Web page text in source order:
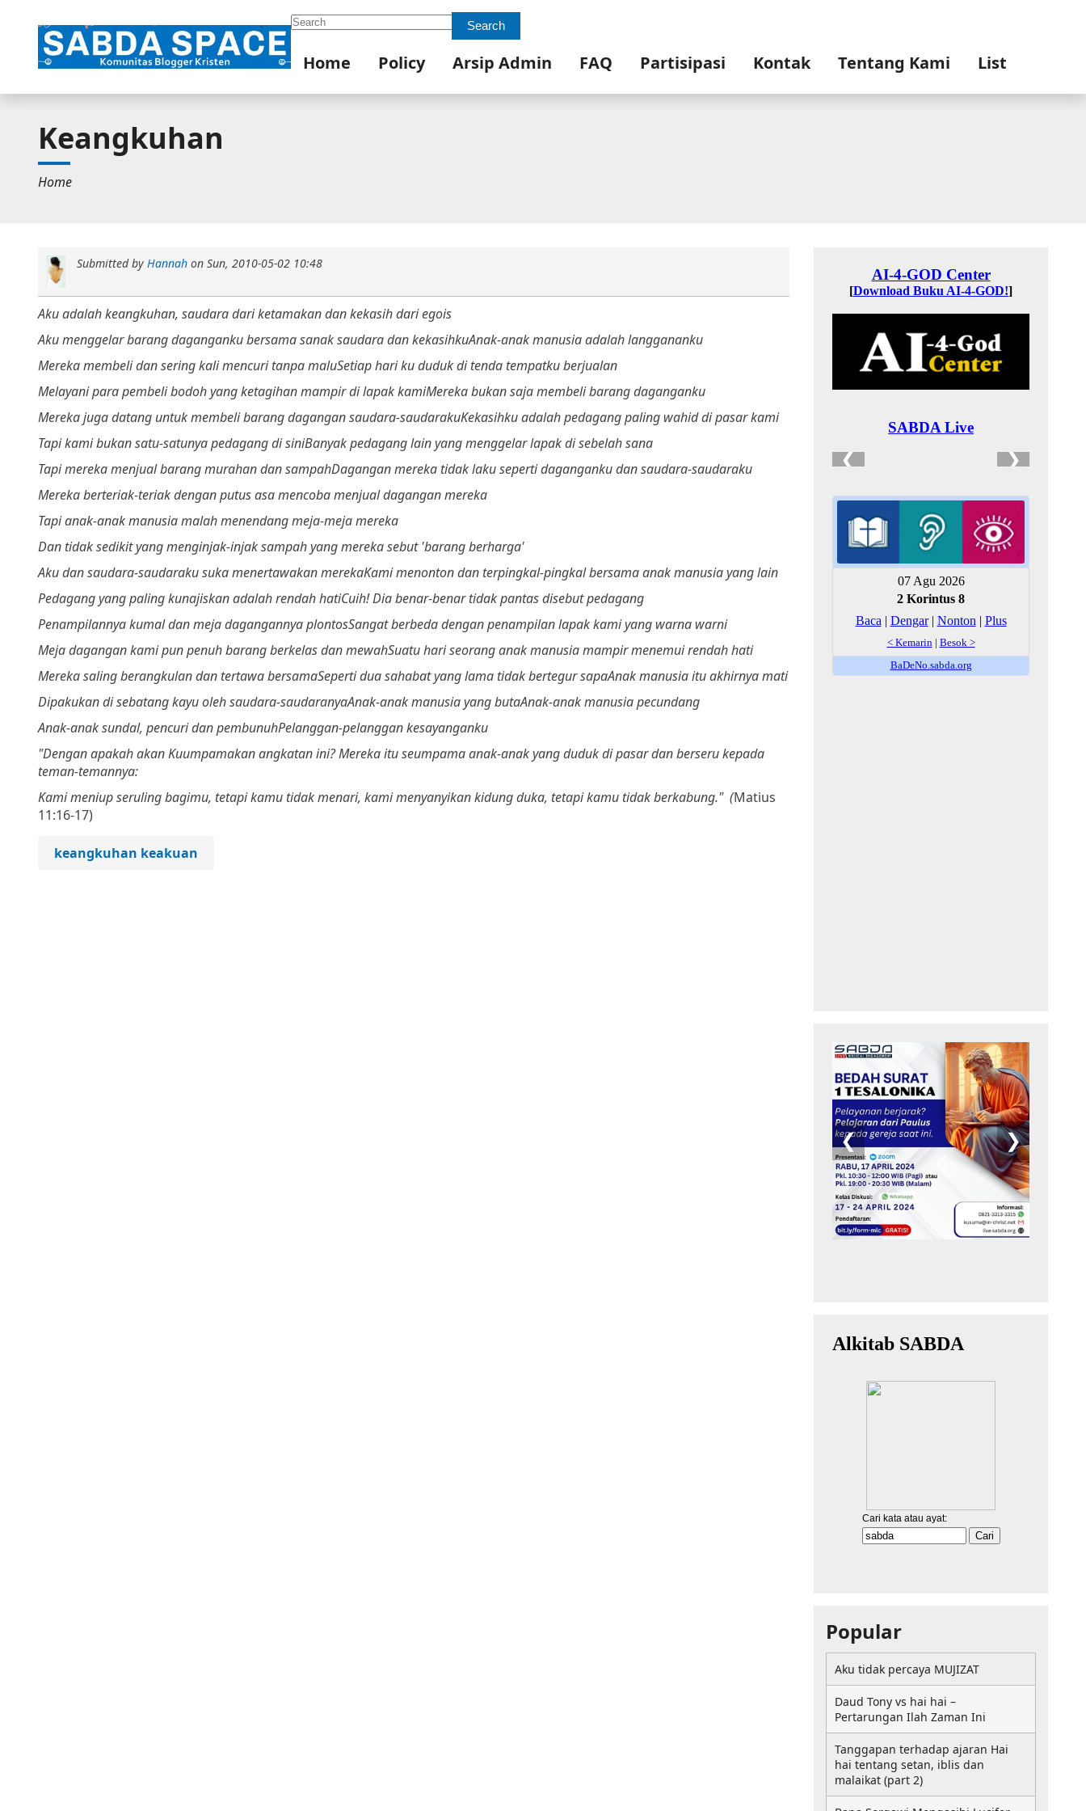
Search Search
Home Policy Arsip Admin FAQ Partisipasi Kontak Tentang Kami List
Keangkuhan
Home
Submitted by Hannahon Sun, 2010-05-02 10:48
Aku adalah keangkuhan, saudara dari ketamakan dan kekasih dari egois
Aku menggelar barang daganganku bersama sanak saudara dan kekasihkuAnak-anak manusia adalah langgananku
Mereka membeli dan sering kali mencuri tanpa maluSetiap hari ku duduk di tenda tempatku berjualan
Melayani para pembeli bodoh yang ketagihan mampir di lapak kamiMereka bukan saja membeli barang daganganku
Mereka juga datang untuk membeli barang dagangan saudara-saudarakuKekasihku adalah pedagang paling wahid di pasar kami
Tapi kami bukan satu-satunya pedagang di siniBanyak pedagang lain yang menggelar lapak di sebelah sana
Tapi mereka menjual barang murahan dan sampahDagangan mereka tidak laku seperti daganganku dan saudara-saudaraku
Mereka berteriak-teriak dengan putus asa mencoba menjual dagangan mereka
Tapi anak-anak manusia malah menendang meja-meja mereka
Dan tidak sedikit yang menginjak-injak sampah yang mereka sebut 'barang berharga'
Aku dan saudara-saudaraku suka menertawakan merekaKami menonton dan terpingkal-pingkal bersama anak manusia yang lain
Pedagang yang paling kunajiskan adalah rendah hatiCuih! Dia benar-benar tidak pantas disebut pedagang
Penampilannya kumal dan meja dagangannya plontosSangat berbeda dengan penampilan lapak kami yang warna warni
Meja dagangan kami pun penuh barang berkelas dan mewahSuatu hari seorang anak manusia mampir menemui rendah hati
Mereka saling berangkulan dan tertawa bersamaSeperti dua sahabat yang lama tidak bertegur sapaAnak manusia itu akhirnya mati
Dipakukan di sebatang kayu oleh saudara-saudaranyaAnak-anak manusia yang butaAnak-anak manusia pecundang
Anak-anak sundal, pencuri dan pembunuhPelanggan-pelanggan kesayanganku
"Dengan apakah akan Kuumpamakan angkatan ini? Mereka itu seumpama anak-anak yang duduk di pasar dan berseru kepada
teman-temannya:
Kami meniup seruling bagimu, tetapi kamu tidak menari, kami menyanyikan kidung duka, tetapi kamu tidak berkabung." (Matius
11:16-17)
keangkuhan keakuan
Popular
Aku tidak percaya MUJIZAT
Daud Tony vs hai hai –
Pertarungan Ilah Zaman Ini
Tanggapan terhadap ajaran Hai
hai tentang setan, iblis dan
malaikat (part 2)